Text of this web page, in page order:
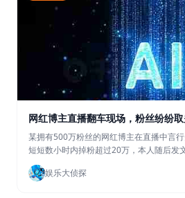
网红博主直播翻车现场，粉丝纷纷
某拥有500万粉丝的网红博主在直播中言
短短数小时内掉粉超过20万，本人随后发
娱乐大侦探